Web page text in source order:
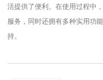
活提供了便利。在使用过程中
服务，同时还拥有多种实用功
持。